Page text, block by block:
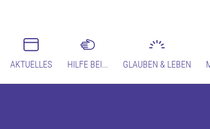
AKTUELLES HILFE BEI... GLAUBEN & LEBEN